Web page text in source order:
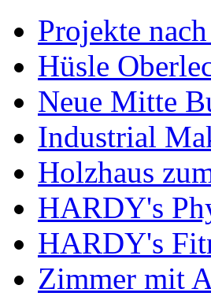
Projekte
Hüsle
Neue Mitte
Industrial
Holzhaus
HARDY's
HARDY's
Zimmer mit